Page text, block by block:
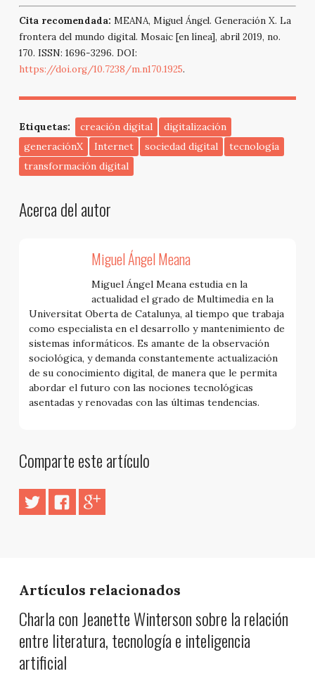
Cita recomendada: MEANA, Miguel Ángel. Generación X. La
frontera del mundo digital. Mosaic [en línea], abril 2019, no.
170. ISSN: 1696-3296. DOI:
https://doi.org/10.7238/m.n170.1925.
Etiquetas: creación digital
digitalización
generaciónX
Internet sociedad digital
tecnología
transformación digital
Acerca del autor
Miguel Ángel Meana
Miguel Ángel Meana estudia en la
actualidad el grado de Multimedia en la
Universitat Oberta de Catalunya, al tiempo que trabaja
como especialista en el desarrollo y mantenimiento de
sistemas informáticos. Es amante de la observación
sociológica, y demanda constantemente actualización
de su conocimiento digital, de manera que le permita
abordar el futuro con las nociones tecnológicas
asentadas y renovadas con las últimas tendencias.
Comparte este artículo
Artículos relacionados
Charla con Jeanette Winterson sobre la relación
entre literatura, tecnología e inteligencia
artificial